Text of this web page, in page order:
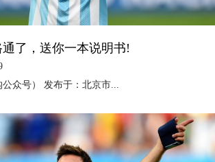
通了，送你一本说明书!
公众号） 发布于：北京市...